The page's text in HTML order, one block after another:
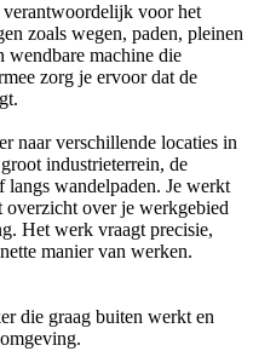
voor het
zoals wegen, paden, pleinen
wendbare machine die
zorg je ervoor dat de
naar verschillende locaties in
industrieterrein, de
langs wandelpaden. Je werkt
overzicht over je werkgebied
Het werk vraagt precisie,
manier van werken.
die graag buiten werkt en